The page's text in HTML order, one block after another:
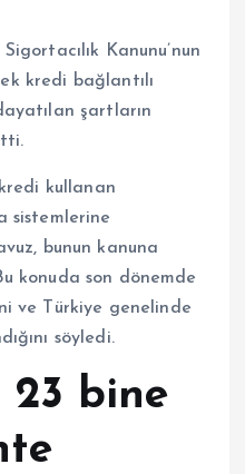
Kanunu’nun
kredi bağlantılı
şartların
kredi kullanan
sistemlerine
bunun kanuna
konuda son dönemde
ve Türkiye genelinde
söyledi.
23 bine